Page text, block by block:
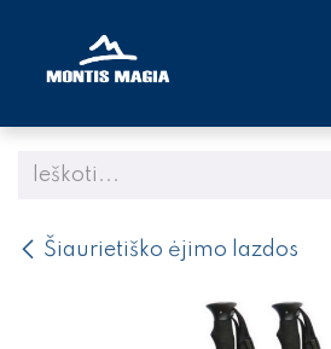
Šiaurietiško ėjimo lazdos